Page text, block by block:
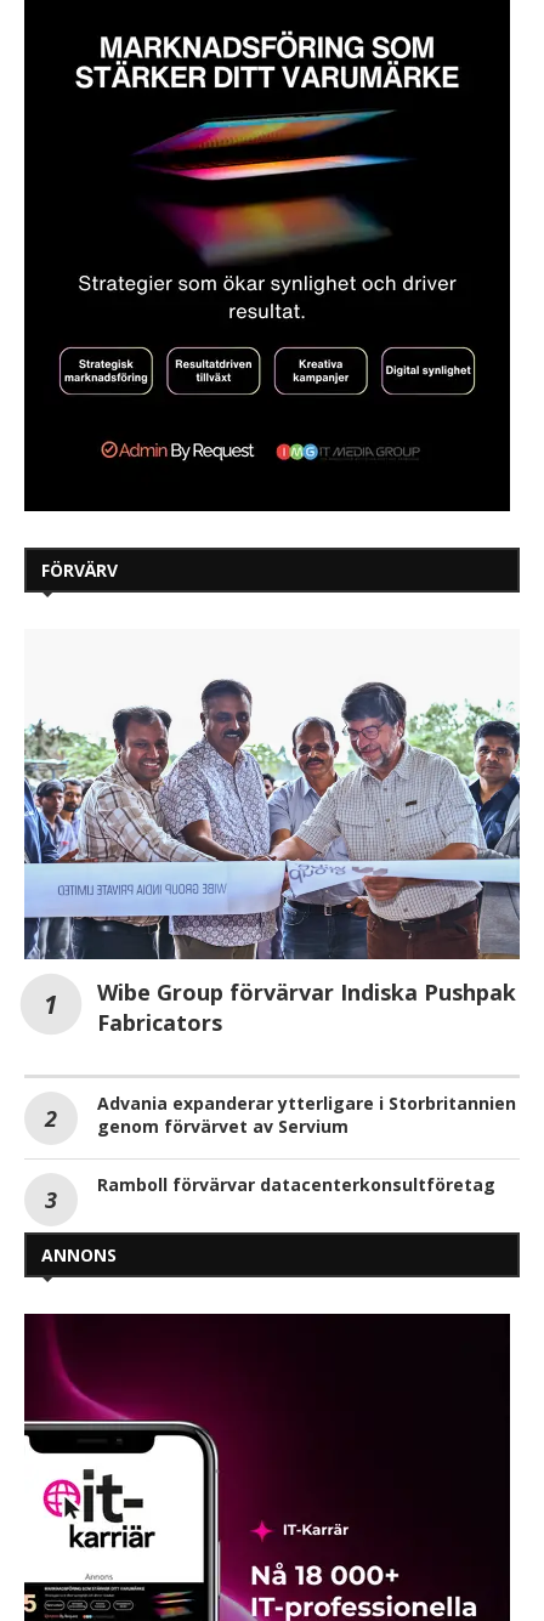
FÖRVÄRV
Wibe Group förvärvar Indiska Pushpak
Fabricators
Advania expanderar ytterligare i Storbritannien
genom förvärvet av Servium
Ramboll förvärvar datacenterkonsultföretag
ANNONS